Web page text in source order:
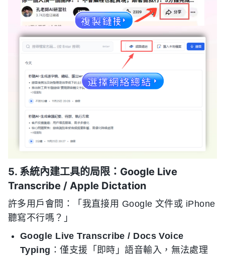
5. 系統內建工具的局限：Google Live
Transcribe / Apple Dictation
許多用戶會問：「我直接用 Google 文件或 iPhone
聽寫不行嗎？」
Google Live Transcribe / Docs Voice
Typing ：僅支援「即時」語音輸入，無法處理